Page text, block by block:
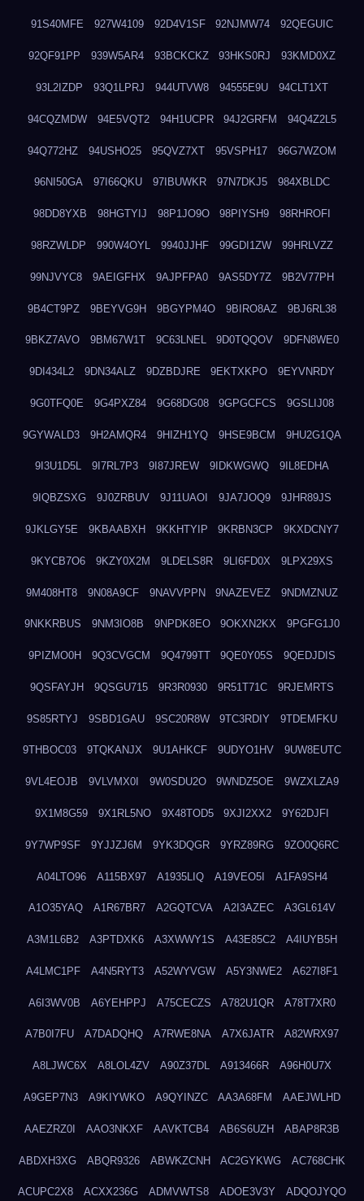
91S40MFE 927W4109 92D4V1SF 92NJMW74 92QEGUIC
92QF91PP 939W5AR4 93BCKCKZ 93HKS0RJ 93KMD0XZ
93L2IZDP 93Q1LPRJ 944UTVW8 94555E9U 94CLT1XT
94CQZMDW 94E5VQT2 94H1UCPR 94J2GRFM 94Q4Z2L5
94Q772HZ 94USHO25 95QVZ7XT 95VSPH17 96G7WZOM
96NI50GA 97I66QKU 97IBUWKR 97N7DKJ5 984XBLDC
98DD8YXB 98HGTYIJ 98P1JO9O 98PIYSH9 98RHROFI
98RZWLDP 990W4OYL 9940JJHF 99GDI1ZW 99HRLVZZ
99NJVYC8 9AEIGFHX 9AJPFPA0 9AS5DY7Z 9B2V77PH
9B4CT9PZ 9BEYVG9H 9BGYPM4O 9BIRO8AZ 9BJ6RL38
9BKZ7AVO 9BM67W1T 9C63LNEL 9D0TQQOV 9DFN8WE0
9DI434L2 9DN34ALZ 9DZBDJRE 9EKTXKPO 9EYVNRDY
9G0TFQ0E 9G4PXZ84 9G68DG08 9GPGCFCS 9GSLIJ08
9GYWALD3 9H2AMQR4 9HIZH1YQ 9HSE9BCM 9HU2G1QA
9I3U1D5L 9I7RL7P3 9I87JREW 9IDKWGWQ 9IL8EDHA
9IQBZSXG 9J0ZRBUV 9J11UAOI 9JA7JOQ9 9JHR89JS
9JKLGY5E 9KBAABXH 9KKHTYIP 9KRBN3CP 9KXDCNY7
9KYCB7O6 9KZY0X2M 9LDELS8R 9LI6FD0X 9LPX29XS
9M408HT8 9N08A9CF 9NAVVPPN 9NAZEVEZ 9NDMZNUZ
9NKKRBUS 9NM3IO8B 9NPDK8EO 9OKXN2KX 9PGFG1J0
9PIZMO0H 9Q3CVGCM 9Q4799TT 9QE0Y05S 9QEDJDIS
9QSFAYJH 9QSGU715 9R3R0930 9R51T71C 9RJEMRTS
9S85RTYJ 9SBD1GAU 9SC20R8W 9TC3RDIY 9TDEMFKU
9THBOC03 9TQKANJX 9U1AHKCF 9UDYO1HV 9UW8EUTC
9VL4EOJB 9VLVMX0I 9W0SDU2O 9WNDZ5OE 9WZXLZA9
9X1M8G59 9X1RL5NO 9X48TOD5 9XJI2XX2 9Y62DJFI
9Y7WP9SF 9YJJZJ6M 9YK3DQGR 9YRZ89RG 9ZO0Q6RC
A04LTO96 A115BX97 A1935LIQ A19VEO5I A1FA9SH4
A1O35YAQ A1R67BR7 A2GQTCVA A2I3AZEC A3GL614V
A3M1L6B2 A3PTDXK6 A3XWWY1S A43E85C2 A4IUYB5H
A4LMC1PF A4N5RYT3 A52WYVGW A5Y3NWE2 A627I8F1
A6I3WV0B A6YEHPPJ A75CECZS A782U1QR A78T7XR0
A7B0I7FU A7DADQHQ A7RWE8NA A7X6JATR A82WRX97
A8LJWC6X A8LOL4ZV A90Z37DL A913466R A96H0U7X
A9GEP7N3 A9KIYWKO A9QYINZC AA3A68FM AAEJWLHD
AAEZRZ0I AAO3NKXF AAVKTCB4 AB6S6UZH ABAP8R3B
ABDXH3XG ABQR9326 ABWKZCNH AC2GYKWG AC768CHK
ACUPC2X8 ACXX236G ADMVWTS8 ADOE3V3Y ADQOJYQO